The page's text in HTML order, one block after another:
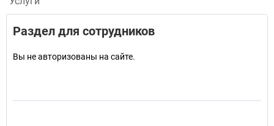
Раздел для сотрудников
Вы не авторизованы на сайте.